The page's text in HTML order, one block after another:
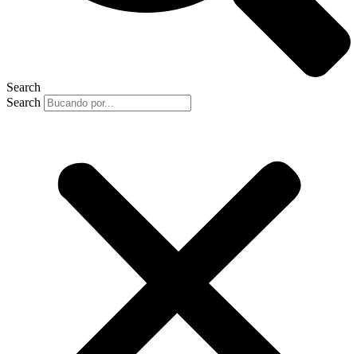
Search
Search